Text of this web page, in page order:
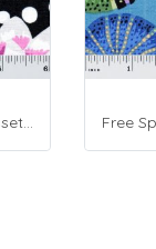
Free Spirits Fabrics Kaffe Fassette Collective Blooms Black